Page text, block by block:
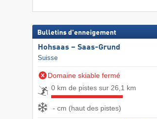
Bulletins d'enneigement
Hohsaas – Saas-Grund
Suisse
Domaine skiable fermé
0 km de pistes sur 26,1 km
- cm (haut des pistes)